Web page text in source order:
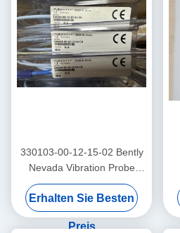
330103-00-12-15-02 Bently
Nevada Vibration Probe
3300 Xl Proximitor Sensor
Erhalten Sie Besten
Preis